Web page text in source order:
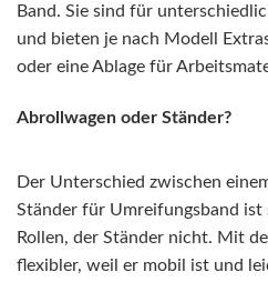
Band. Sie sind für
und bieten je nach Modell
oder eine Ablage für
Abrollwagen oder Ständer?
Der Unterschied zwischen
Ständer für Umreifungsband ist
Rollen, der Ständer nicht. Mit
flexibler, weil er mobil ist und